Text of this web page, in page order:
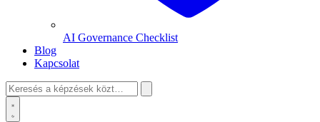
AI Governance Checklist
Blog
Kapcsolat